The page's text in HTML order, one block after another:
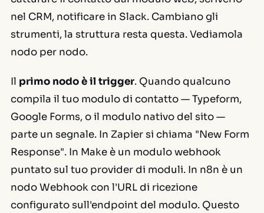
nel CRM, notificare in Slack. Cambiano gli
strumenti, la struttura resta questa. Vediamola
nodo per nodo.
Il primo nodo è il trigger. Quando qualcuno
compila il tuo modulo di contatto — Typeform,
Google Forms, o il modulo nativo del sito —
parte un segnale. In Zapier si chiama "New Form
Response". In Make è un modulo webhook
puntato sul tuo provider di moduli. In n8n è un
nodo Webhook con l'URL di ricezione
configurato sull'endpoint del modulo. Questo